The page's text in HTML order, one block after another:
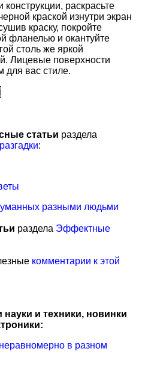
раскрасьте
краской изнутри экран
краску, покройте
фланелью и окантуйте
столь же яркой
Лицевые поверхности
для вас стиле.
статьи раздела
:
разными людьми
раздела Эффектные
комментарии к этой
и техники, новинки
в разном